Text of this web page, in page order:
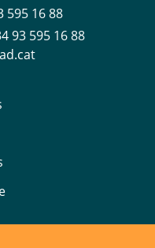
595 16 88
93 595 16 88